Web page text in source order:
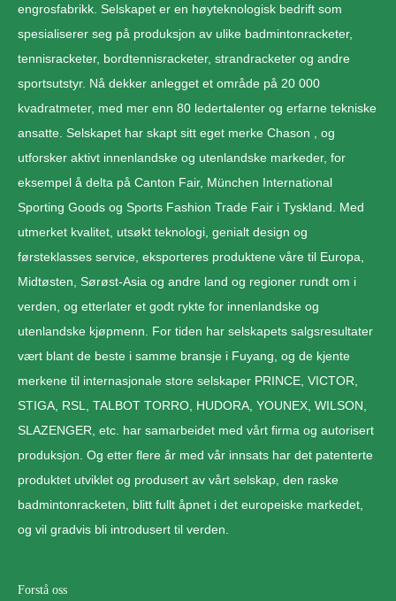
engrosfabrikk. Selskapet er en høyteknologisk bedrift som
spesialiserer seg på produksjon av ulike badmintonracketer,
tennisracketer, bordtennisracketer, strandracketer og andre
sportsutstyr. Nå dekker anlegget et område på 20 000
kvadratmeter, med mer enn 80 ledertalenter og erfarne tekniske
ansatte. Selskapet har skapt sitt eget merke Chason , og
utforsker aktivt innenlandske og utenlandske markeder, for
eksempel å delta på Canton Fair, München International
Sporting Goods og Sports Fashion Trade Fair i Tyskland. Med
utmerket kvalitet, utsøkt teknologi, genialt design og
førsteklasses service, eksporteres produktene våre til Europa,
Midtøsten, Sørøst-Asia og andre land og regioner rundt om i
verden, og etterlater et godt rykte for innenlandske og
utenlandske kjøpmenn. For tiden har selskapets salgsresultater
vært blant de beste i samme bransje i Fuyang, og de kjente
merkene til internasjonale store selskaper PRINCE, VICTOR,
STIGA, RSL, TALBOT TORRO, HUDORA, YOUNEX, WILSON,
SLAZENGER, etc. har samarbeidet med vårt firma og autorisert
produksjon. Og etter flere år med vår innsats har det patenterte
produktet utviklet og produsert av vårt selskap, den raske
badmintonracketen, blitt fullt åpnet i det europeiske markedet,
og vil gradvis bli introdusert til verden.
Forstå oss